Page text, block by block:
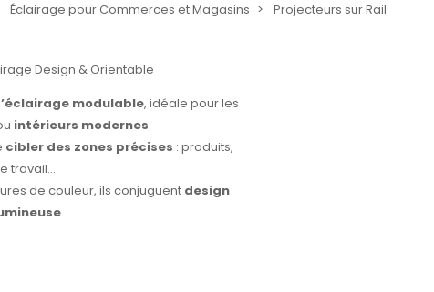
Éclairage pour Commerces et Magasins Projecteurs sur Rail
modulable, idéale pour les
intérieurs modernes.
cibler des zones précises : produits,
travail...
de couleur, ils conjuguent design
.